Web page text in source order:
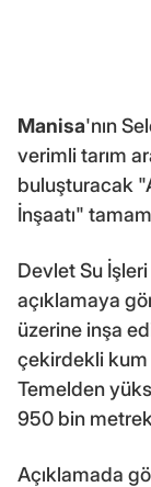
Manisa'nın
verimli tarım
buluşturacak
İnşaatı"
Devlet Su
açıklamaya
üzerine inşa
çekirdekli kum
Temelden
950 bin
Açıklamada